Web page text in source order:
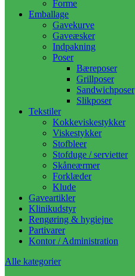
Forme
Emballage
Gavekurve
Gaveæsker
Indpakning
Poser
Bæreposer
Grillposer
Sandwichposer
Slikposer
Tekstiler
Kokkeviskestykker
Viskestykker
Stofbleer
Stofduge / servietter
Skåneærmer
Forklæder
Klude
Gaveartikler
Klinikudstyr
Rengøring & hygiejne
Partivarer
Kontor / Administration
Alle kategorier